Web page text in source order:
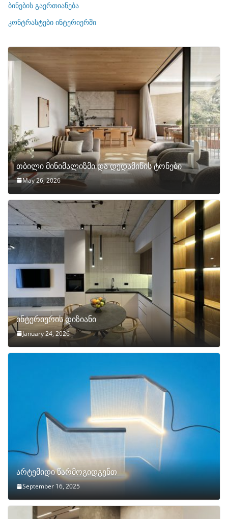
ბ
ი
ბინების გაერთიანება
კონტრასტები ინტერიერში
თბილი მინიმალიზმი და დედამიწის ტონები
May 26, 2026
ინტერიერის დიზიანი
January 24, 2026
არტემიდი წარმოგიდგენთ
September 16, 2025